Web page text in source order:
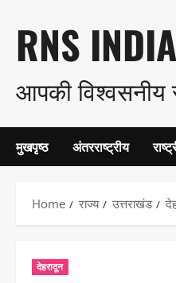
to
content
RNS
आपकी विश्वसनीय
मुखपृष्ठ अंतरराष्ट्रीय
Home राज्य उत्तराखंड
देहरादून